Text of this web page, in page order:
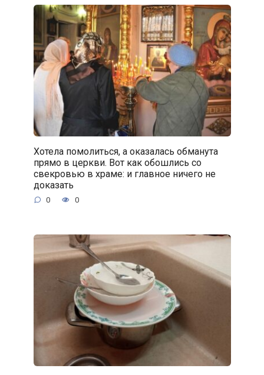
Хотела помолиться, а оказалась обманута
прямо в церкви. Вот как обошлись со
свекровью в храме: и главное ничего не
доказать
0 0